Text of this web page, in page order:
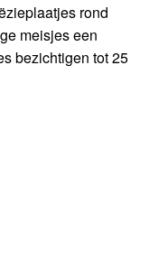
rond
meisjes een
bezichtigen tot 25